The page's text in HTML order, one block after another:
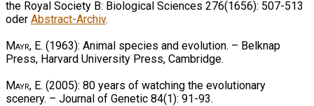
the Royal Society B: Biological Sciences 276(1656): 507-513
oder Abstract-Archiv.
Mayr, E. (1963): Animal species and evolution. – Belknap
Press, Harvard University Press, Cambridge.
Mayr, E. (2005): 80 years of watching the evolutionary
scenery. – Journal of Genetic 84(1): 91-93.